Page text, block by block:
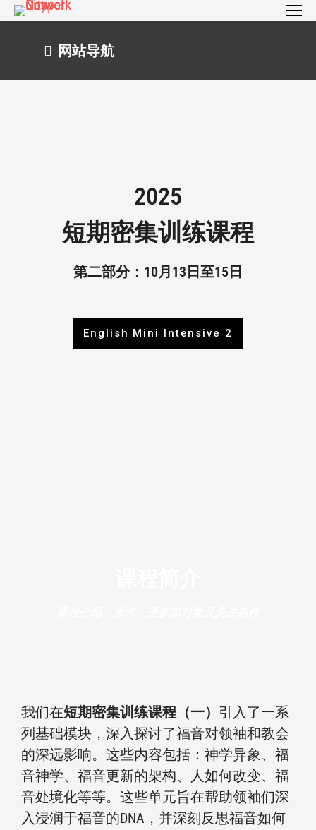
网站导航
2025
短期密集训练课程
第二部分：10月13日至15日
English Mini Intensive 2
我们在短期密集训练课程（一） 引入了一系
列基础模块，深入探讨了福音对领袖和教会
的深远影响。这些内容包括：神学异象、福
音神学、福音更新的架构、人如何改变、福
音处境化等等。这些单元旨在帮助领袖们深
入浸润于福音的DNA，并深刻反思福音如何